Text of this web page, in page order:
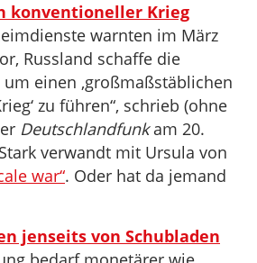
konventioneller Krieg
warnten im März
Russland schaffe die
einen ‚großmaßstäblichen
zu führen“, schrieb (ohne
Deutschlandfunkam 20.
verwandt mit Ursula von
war“. Oder hat da jemand
jenseits von Schubladen